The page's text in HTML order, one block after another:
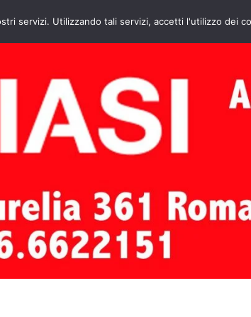
HOME CONTATTI
servizi. Utilizzando tali servizi, accetti l'utilizzo dei